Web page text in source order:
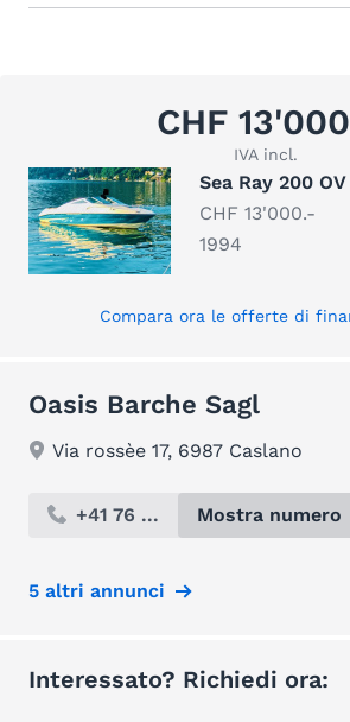
CHF
IVA incl.
Sea Ray 200 OV
CHF 13'000.-
1994
Compara ora le offerte di
Oasis Barche Sagl
Via rossèe 17, 6987 Caslano
+41 76 ... Mostra numero
5 altri annunci
Interessato? Richiedi ora: